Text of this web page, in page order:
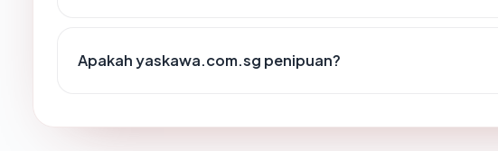
Apakah yaskawa.com.sg penipuan?